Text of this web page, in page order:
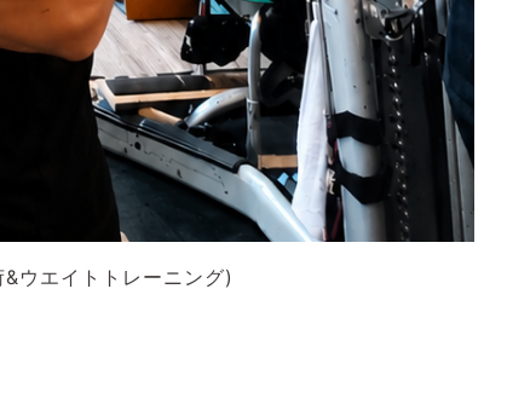
ウエイトトレーニング)